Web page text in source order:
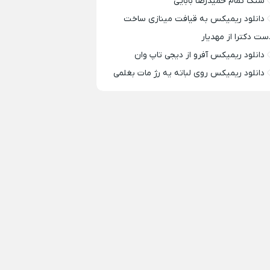
دانلود ریمیکس به قیافت مینازی ساخت
دکترا از مهدیار
دانلود ریمیکس آفرو از ديجی تاپ وان
دانلود ریمیکس روی لباته یه رژ مات بغلمی